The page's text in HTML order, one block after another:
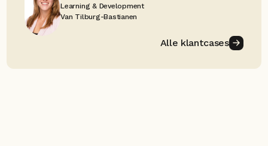
Learning & Development
Van Tilburg-Bastianen
Alle klantcases